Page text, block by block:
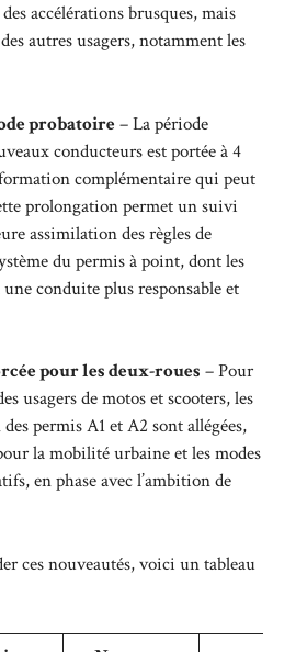
accélérations brusques, mais
autres usagers, notamment les
probatoire– La période
conducteurs est portée à 4
complémentaire qui peut
prolongation permet un suivi
assimilation des règles de
du permis à point, dont les
conduite plus responsable et
pour les deux-roues – Pour
usagers de motos et scooters, les
permis A1 et A2 sont allégées,
la mobilité urbaine et les modes
en phase avec l’ambition de
ces nouveautés, voici un tableau